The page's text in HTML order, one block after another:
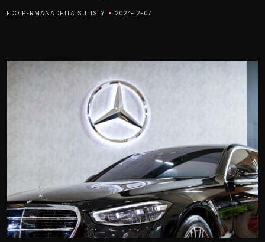
EDO PERMANADHITA SULISTY 2024-12-07